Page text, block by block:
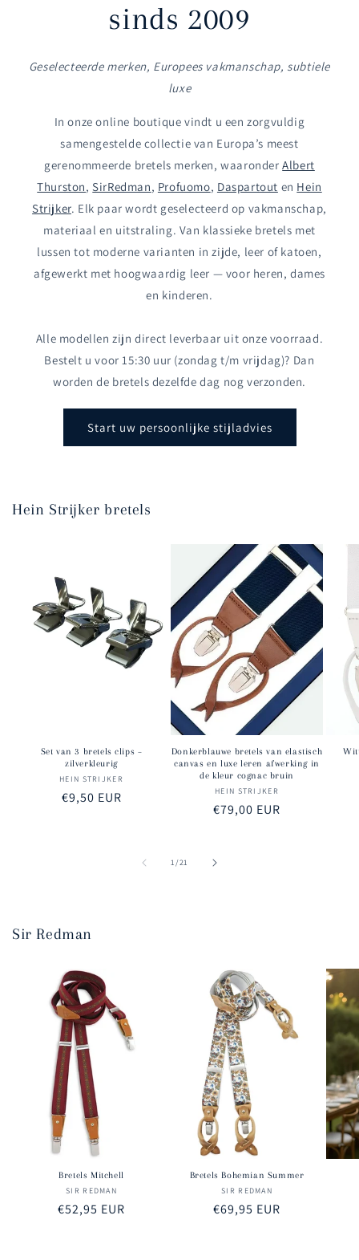
sinds 2009
Geselecteerde merken, Europees vakmanschap, subtiele
luxe
In onze online boutique vindt u een zorgvuldig
samengestelde collectie van Europa’s meest
gerenommeerde bretels merken, waaronderAlbert
Thurston,SirRedman, Profuomo, Daspartout en Hein
Strijker. Elk paar wordt geselecteerd op vakmanschap,
materiaal en uitstraling. Van klassieke bretels met
lussen tot moderne varianten in zijde, leer of katoen,
afgewerkt met hoogwaardig leer — voor heren, dames
en kinderen.
Alle modellen zijn direct leverbaar uit onze voorraad.
Bestelt u voor 15:30 uur (zondag t/m vrijdag)? Dan
worden de bretels dezelfde dag nog verzonden.
Start uw persoonlijke stijladvies
Hein Strijker bretels
Set van 3 bretels clips –
zilverkleurig
Verkoper:
HEIN STRIJKER
Normale
€9,50 EUR
Donkerblauwe bretels van elastisch
canvas en luxe leren afwerking in
de kleur cognac bruin
Verkoper:
HEIN STRIJKER
Normale
€79,00 EUR
1/van
21
Sir Redman
Bretels Mitchell
Verkoper:
SIR REDMAN
Normale
€52,95 EUR
Bretels Bohemian Summer
Verkoper:
SIR REDMAN
Normale
€69,95 EUR